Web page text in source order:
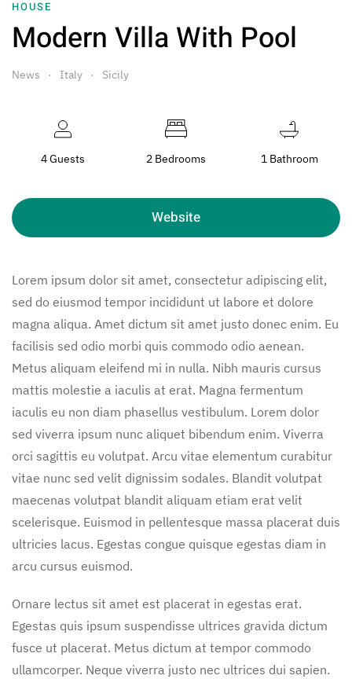
HOUSE
Modern Villa With Pool
News Italy Sicily
4 Guests 2 Bedrooms 1 Bathroom
Website
Lorem ipsum dolor sit amet, consectetur adipiscing elit,
sed do eiusmod tempor incididunt ut labore et dolore
magna aliqua. Amet dictum sit amet justo donec enim. Eu
facilisis sed odio morbi quis commodo odio aenean.
Metus aliquam eleifend mi in nulla. Nibh mauris cursus
mattis molestie a iaculis at erat. Magna fermentum
iaculis eu non diam phasellus vestibulum. Lorem dolor
sed viverra ipsum nunc aliquet bibendum enim. Viverra
orci sagittis eu volutpat. Arcu vitae elementum curabitur
vitae nunc sed velit dignissim sodales. Blandit volutpat
maecenas volutpat blandit aliquam etiam erat velit
scelerisque. Euismod in pellentesque massa placerat duis
ultricies lacus. Egestas congue quisque egestas diam in
arcu cursus euismod.
Ornare lectus sit amet est placerat in egestas erat.
Egestas quis ipsum suspendisse ultrices gravida dictum
fusce ut placerat. Metus dictum at tempor commodo
ullamcorper. Neque viverra justo nec ultrices dui sapien.